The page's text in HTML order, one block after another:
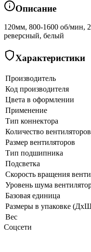
Описание
120мм, 800-1600 об/мин,
реверсный, белый
Характеристики
Производитель
Код производителя
Цвета в оформлении
Применение
Тип коннектора
Количество вентиляторов
Размер вентиляторов
Тип подшипника
Подсветка
Скорость вращения
Уровень шума
Базовая единица
Размеры в упаковке
Вес
Соцсети